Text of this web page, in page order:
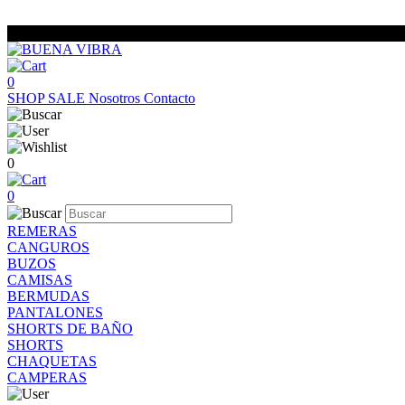
0
SHOP SALE Nosotros Contacto
0
0
REMERAS
CANGUROS
BUZOS
CAMISAS
BERMUDAS
PANTALONES
SHORTS DE BAÑO
SHORTS
CHAQUETAS
CAMPERAS